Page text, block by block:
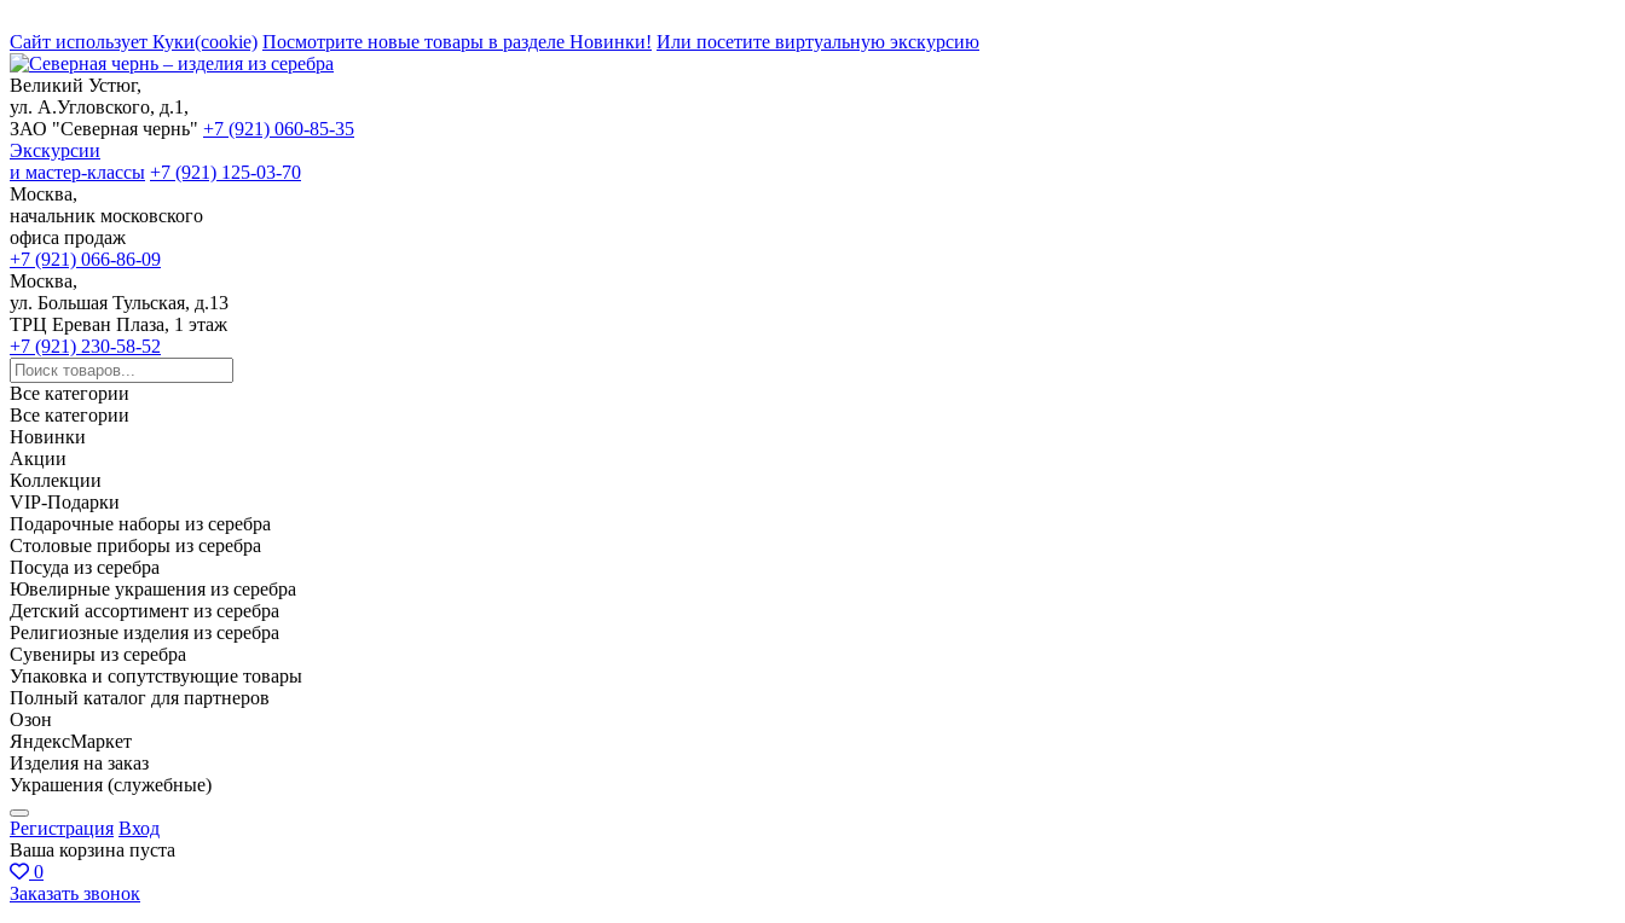
Сайт использует Куки(cookie) Посмотрите новые товары в разделе Новинки! Или посетите виртуальную экскурсию
Великий Устюг,
ул. А.Угловского, д.1,
ЗАО "Северная чернь" +7 (921) 060-85-35
Экскурсии
и мастер-классы +7 (921) 125-03-70
Москва,
начальник московского
офиса продаж
+7 (921) 066-86-09
Москва,
ул. Большая Тульская, д.13
ТРЦ Ереван Плаза, 1 этаж
+7 (921) 230-58-52
Все категории
Все категории
Новинки
Акции
Коллекции
VIP-Подарки
Подарочные наборы из серебра
Столовые приборы из серебра
Посуда из серебра
Ювелирные украшения из серебра
Детский ассортимент из серебра
Религиозные изделия из серебра
Сувениры из серебра
Упаковка и сопутствующие товары
Полный каталог для партнеров
Озон
ЯндексМаркет
Изделия на заказ
Украшения (служебные)
Регистрация Вход
Ваша корзина пуста
0
Заказать звонок